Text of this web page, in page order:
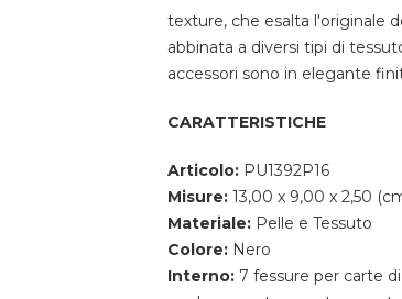
texture, che esalta l'originale
abbinata a diversi tipi di
accessori sono in elegante
CARATTERISTICHE
Articolo: PU1392P16
Misure: 13,00 x 9,00 x 2,50
Materiale: Pelle e Tessuto
Colore: Nero
Interno: 7 fessure per carte